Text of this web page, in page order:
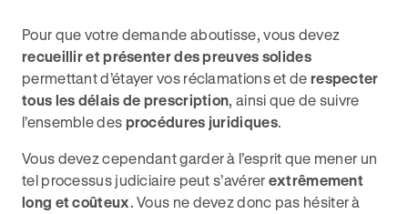
Pour que votre demande aboutisse, vous devez
recueillir et présenter des preuves solides
permettant d’étayer vos réclamations et de respecter
tous les délais de prescription, ainsi que de suivre
l’ensemble des procédures juridiques.
Vous devez cependant garder à l’esprit que mener un
tel processus judiciaire peut s’avérer extrêmement
long et coûteux. Vous ne devez donc pas hésiter à